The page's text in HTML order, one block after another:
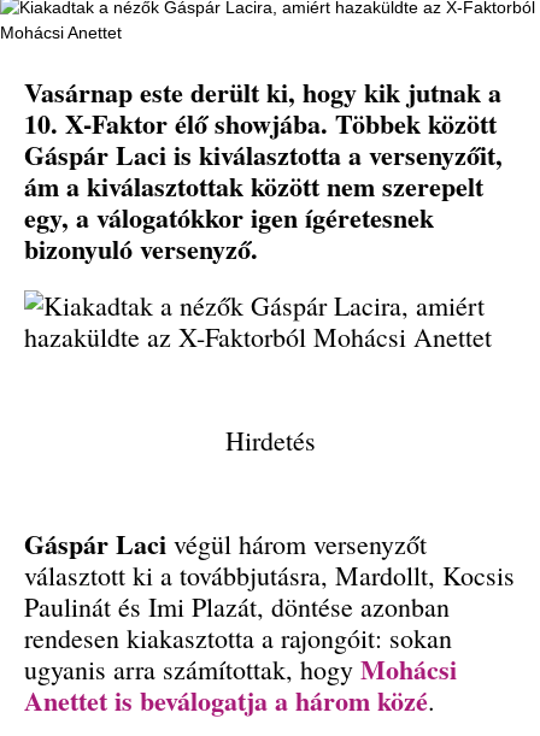
Vasárnap este derült ki, hogy kik jutnak a
10. X-Faktor élő showjába. Többek között
Gáspár Laci is kiválasztotta a versenyzőit,
ám a kiválasztottak között nem szerepelt
egy, a válogatókkor igen ígéretesnek
bizonyuló versenyző.
Hirdetés
Gáspár Laci végül három versenyzőt
választott ki a továbbjutásra, Mardollt, Kocsis
Paulinát és Imi Plazát, döntése azonban
rendesen kiakasztotta a rajongóit: sokan
ugyanis arra számítottak, hogy Mohácsi
Anettet is beválogatja a három közé.